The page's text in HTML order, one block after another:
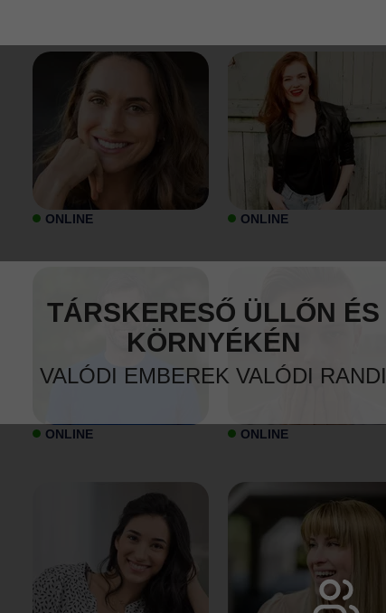
TÁRSKERESŐ ÜLLŐN ÉS
KÖRNYÉKÉN
VALÓDI EMBEREK VALÓDI RANDI
ONLINE ONLINE
ONLINE ONLINE